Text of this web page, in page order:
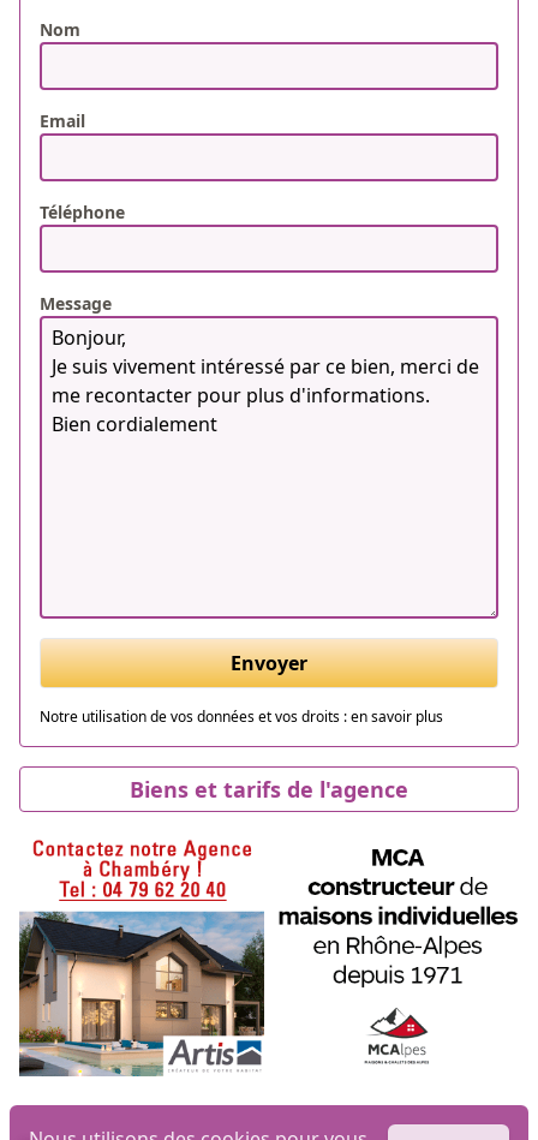
Nom
Email
Téléphone
Message
Envoyer
Notre utilisation de vos données et vos droits :en savoir plus
Biens et tarifs de l'agence